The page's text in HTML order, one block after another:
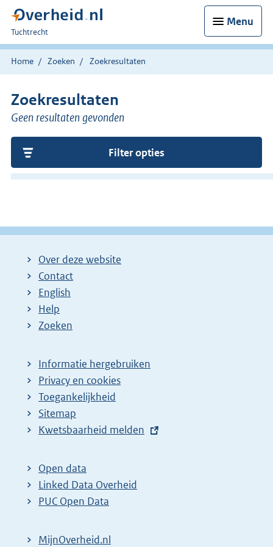
Menu
U
bent
hier:
Tuchtrecht
Home Zoeken Zoekresultaten
Zoekresultaten
Geen resultaten gevonden
Filter opties
Over deze website
Contact
English
Help
Zoeken
Informatie hergebruiken
Privacy en cookies
Toegankelijkheid
Sitemap
E
t
e
r
Kwetsbaarheid melden
Open data
Linked Data Overheid
PUC Open Data
MijnOverheid.nl